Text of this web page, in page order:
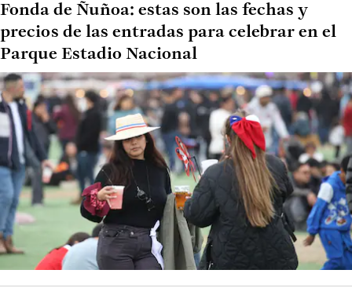
Fonda de Ñuñoa: estas son las fechas y
precios de las entradas para celebrar en el
Parque Estadio Nacional